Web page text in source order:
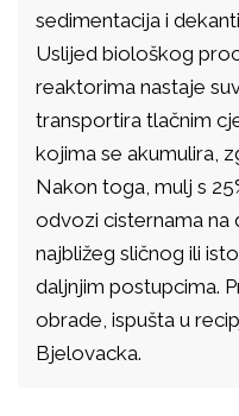
sedimentacija i
Uslijed biološkog
reaktorima nastaje
transportira tlačnim
kojima se akumulira,
Nakon toga, mulj s
odvozi cisternama na
najbližeg sličnog ili
daljnjim postupcima.
obrade, ispušta u
Bjelovacka.